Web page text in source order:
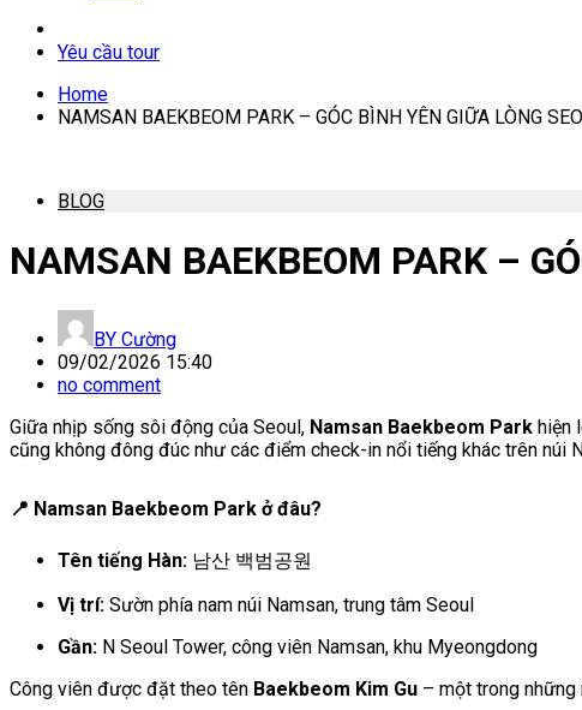
Yêu cầu tour
Home
NAMSAN BAEKBEOM PARK – GÓC BÌNH YÊN GIỮA LÒNG
BLOG
NAMSAN BAEKBEOM PARK –
BY Cường
09/02/2026 15:40
no comment
Giữa nhịp sống sôi động của Seoul, Namsan Baekbeom Park hiện
cũng không đông đúc như các điểm check-in nổi tiếng khác trên núi
📍 Namsan Baekbeom Park ở đâu?
Tên tiếng Hàn: 남산 백범공원
Vị trí: Sườn phía nam núi Namsan, trung tâm Seoul
Gần: N Seoul Tower, công viên Namsan, khu Myeongdong
Công viên được đặt theo tên Baekbeom Kim Gu – một trong những